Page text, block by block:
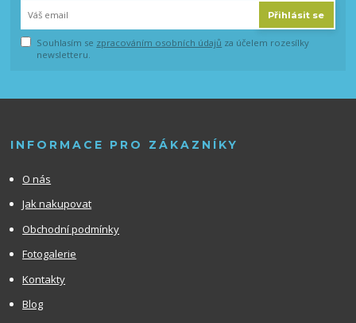
Přihlásit se
Souhlasím se zpracováním osobních údajů za účelem rozesílky
newsletteru.
INFORMACE PRO ZÁKAZNÍKY
O nás
Jak nakupovat
Obchodní podmínky
Fotogalerie
Kontakty
Blog